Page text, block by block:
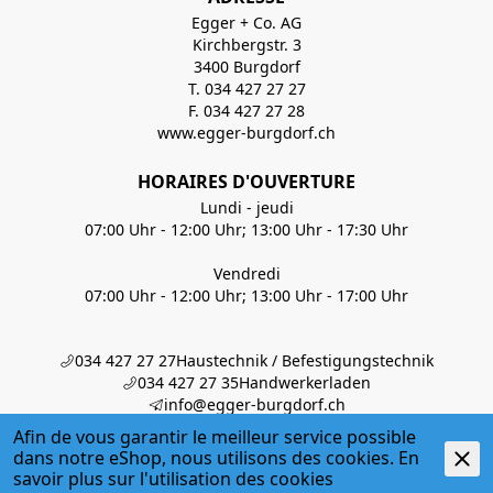
Egger + Co. AG
Kirchbergstr. 3
3400 Burgdorf
T. 034 427 27 27
F. 034 427 27 28
www.egger-burgdorf.ch
HORAIRES D'OUVERTURE
Lundi - jeudi
07:00 Uhr - 12:00 Uhr; 13:00 Uhr - 17:30 Uhr
Vendredi
07:00 Uhr - 12:00 Uhr; 13:00 Uhr - 17:00 Uhr
034 427 27 27Haustechnik / Befestigungstechnik
034 427 27 35Handwerkerladen
info@egger-burgdorf.ch
À PROPOS DE NOUS
Afin de vous garantir le meilleur service possible
dans notre eShop, nous utilisons des cookies. En
savoir plus sur l'utilisation des cookies